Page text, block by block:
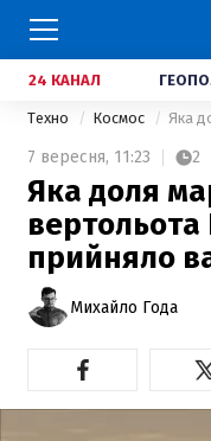
24 КАНАЛ
Техно Космос
7 вересня, 11:23 2
Яка доля
вертольота
прийняло
Михайло Года